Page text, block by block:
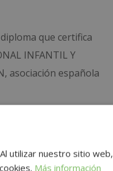
que certifica
INFANTIL Y
asociación española
utilizar nuestro sitio web,
Más información